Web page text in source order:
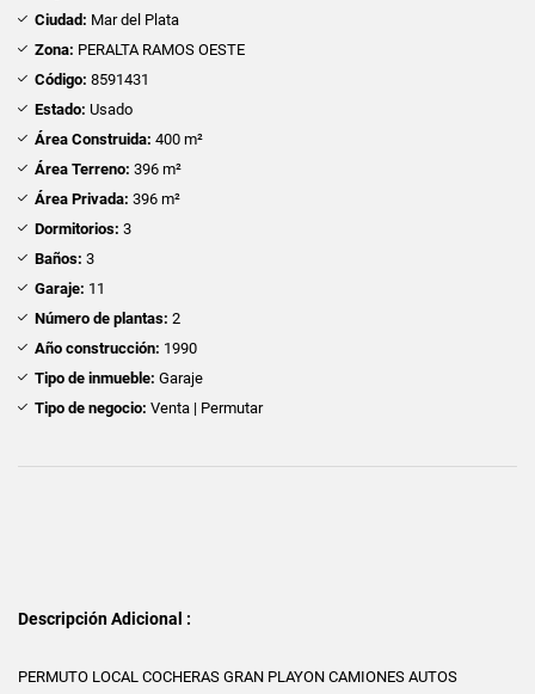
Ciudad: Mar del Plata
Zona: PERALTA RAMOS OESTE
Código: 8591431
Estado: Usado
Área Construida: 400 m²
Área Terreno: 396 m²
Área Privada: 396 m²
Dormitorios: 3
Baños: 3
Garaje: 11
Número de plantas: 2
Año construcción: 1990
Tipo de inmueble: Garaje
Tipo de negocio: Venta | Permutar
Descripción Adicional :
PERMUTO LOCAL COCHERAS GRAN PLAYON CAMIONES AUTOS